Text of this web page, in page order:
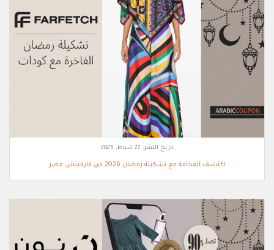
تاريخ النشر: 27 شباط, 2025
اكتشف الفخامة مع تشكيلة رمضان 2026 من فارفيتش مصر